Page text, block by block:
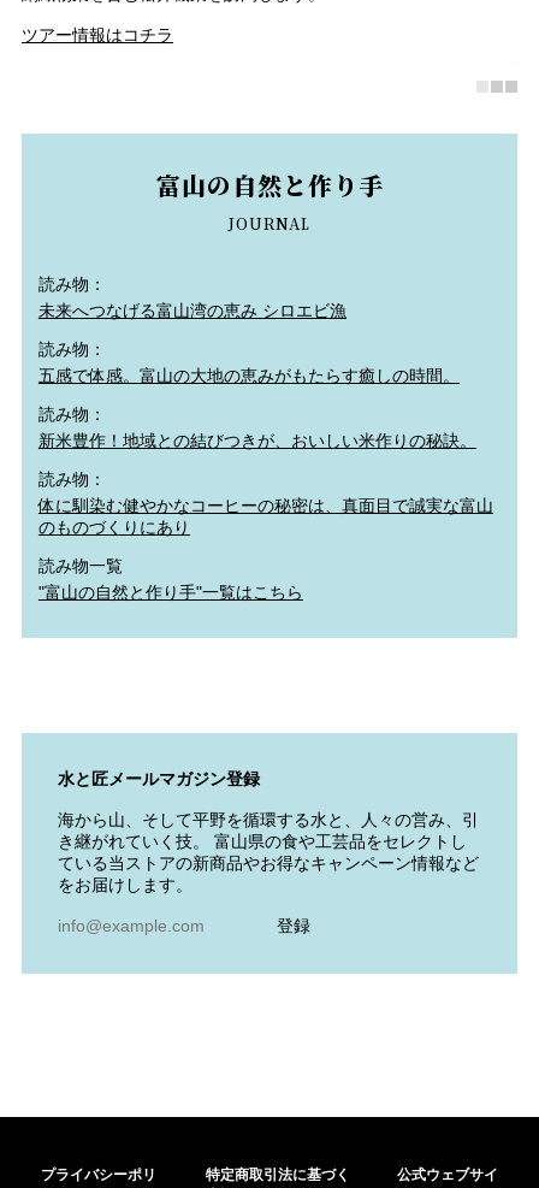
ツアー情報はコチラ
富山の自然と作り手
JOURNAL
読み物：
未来へつなげる富山湾の恵み シロエビ漁
読み物：
五感で体感。富山の大地の恵みがもたらす癒しの時間。
読み物：
新米豊作！地域との結びつきが、おいしい米作りの秘訣。
読み物：
体に馴染む健やかなコーヒーの秘密は、真面目で誠実な富山
のものづくりにあり
読み物一覧
"富山の自然と作り手"一覧はこちら
水と匠メールマガジン登録
海から山、そして平野を循環する水と、人々の営み、引
き継がれていく技。 富山県の食や工芸品をセレクトし
ている当ストアの新商品やお得なキャンペーン情報など
をお届けします。
登録
プライバシーポリ
特定商取引法に基づく
公式ウェブサイ